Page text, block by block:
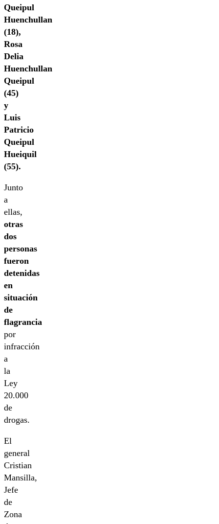
Queipul
Huenchullan
(18),
Rosa
Delia
Huenchullan
Queipul
(45)
y
Luis
Patricio
Queipul
Hueiquil
(55).
Junto
a
ellas,
otras
dos
personas
fueron
detenidas
en
situación
de
flagrancia
por
infracción
a
la
Ley
20.000
de
drogas.
El
general
Cristian
Mansilla,
Jefe
de
Zona